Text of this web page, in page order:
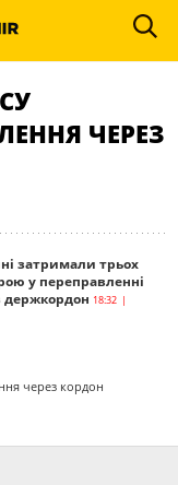
ЧЕРЕЗ
затримали трьох
у переправленні
держкордон 18:32 |
через кордон